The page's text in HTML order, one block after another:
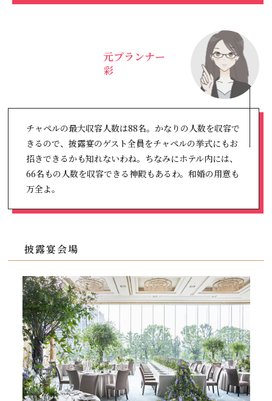
チャペルの最大収容人数は88名。かなりの人数を収容で
きるので、披露宴のゲスト全員をチャペルの挙式にもお
招きできるかも知れないわね。ちなみにホテル内には、
66名もの人数を収容できる神殿もあるわ。和婚の用意も
万全よ。
元プランナー
彩
披露宴会場